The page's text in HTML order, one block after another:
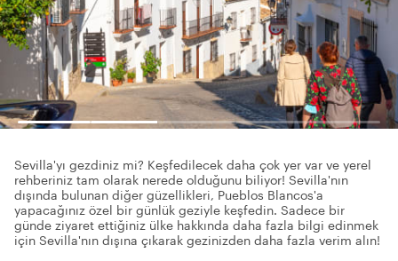
Sevilla'yı gezdiniz mi? Keşfedilecek daha çok yer var ve yerel
rehberiniz tam olarak nerede olduğunu biliyor! Sevilla'nın
dışında bulunan diğer güzellikleri, Pueblos Blancos'a
yapacağınız özel bir günlük geziyle keşfedin. Sadece bir
günde ziyaret ettiğiniz ülke hakkında daha fazla bilgi edinmek
için Sevilla'nın dışına çıkarak gezinizden daha fazla verim alın!